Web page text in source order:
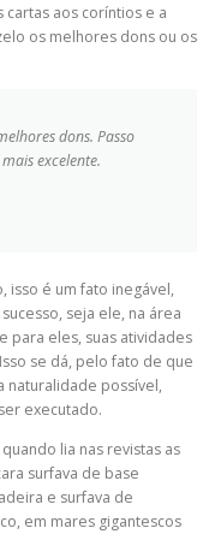
aos coríntios e a
os melhores dons ou os
dons. Passo
excelente.
isso é um fato inegável,
seja ele, na área
para eles, suas atividades
se dá, pelo fato de que
naturalidade possível,
executado.
lia nas revistas as
surfava de base
e surfava de
em mares gigantescos